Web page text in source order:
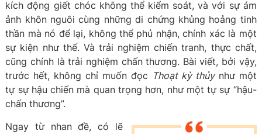
kích động giết chóc không thể kiểm soát, và với sự ám
ảnh khôn nguôi cùng những di chứng khủng hoảng tinh
thần mà nó để lại, không thể phủ nhận, chính xác là một
sự kiện như thế. Và trải nghiệm chiến tranh, thực chất,
cũng chính là trải nghiệm chấn thương. Bài viết, bởi vậy,
trước hết, không chỉ muốn đọc Thoạt kỳ thủynhư một
tự sự hậu chiến mà quan trọng hơn, như một tự sự “hậu-
chấn thương”.
Ngay từ nhan đề, có lẽ